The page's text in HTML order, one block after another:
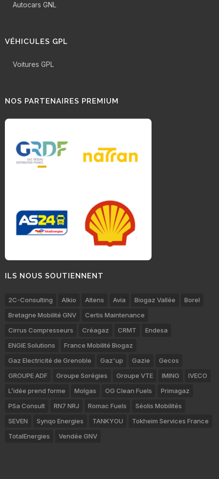
Autocars GNL
VÉHICULES GPL
Voitures GPL
NOS PARTENAIRES PREMIUM
ILS NOUS SOUTIENNENT
2C-Consulting Alkio Altens Avia Biogaz Vallée
Borel
Bretagne Mobilité GNV
Certis Maintenance
Cirrus Compresseurs
Créagaz CRMT
Endesa
ENGIE Solutions
France Mobilité Biogaz
Gaz Electricité de Grenoble
Gaz'up Gazie
Gecos
GROUPE ADF
Groupe Sorégies Groupe VTE IMING
IVECO
L’idée prend forme
Molgas OG Clean Fuels
Primagaz
PSa Consult
RN7 NRJ Romac Fuels
Séolis Mobilités
SEVEN
Synqo Energies TANKYOU
Tokheim Services France
TotalEnergies
Vendée GNV